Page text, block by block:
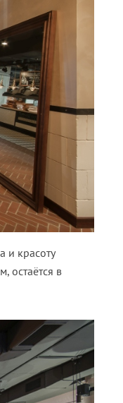
и красоту
остаётся в